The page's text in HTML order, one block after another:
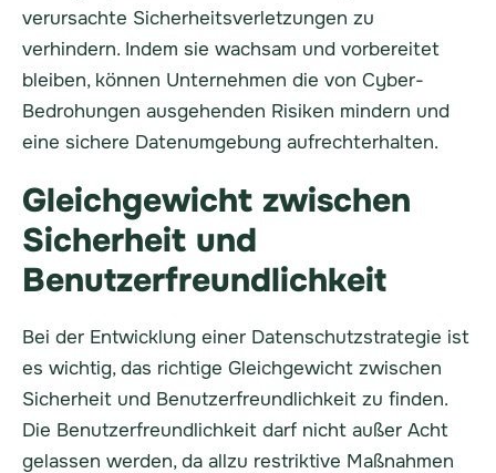
verursachte Sicherheitsverletzungen zu
verhindern. Indem sie wachsam und vorbereitet
bleiben, können Unternehmen die von Cyber-
Bedrohungen ausgehenden Risiken mindern und
eine sichere Datenumgebung aufrechterhalten.
Gleichgewicht zwischen
Sicherheit und
Benutzerfreundlichkeit
Bei der Entwicklung einer Datenschutzstrategie ist
es wichtig, das richtige Gleichgewicht zwischen
Sicherheit und Benutzerfreundlichkeit zu finden.
Die Benutzerfreundlichkeit darf nicht außer Acht
gelassen werden, da allzu restriktive Maßnahmen